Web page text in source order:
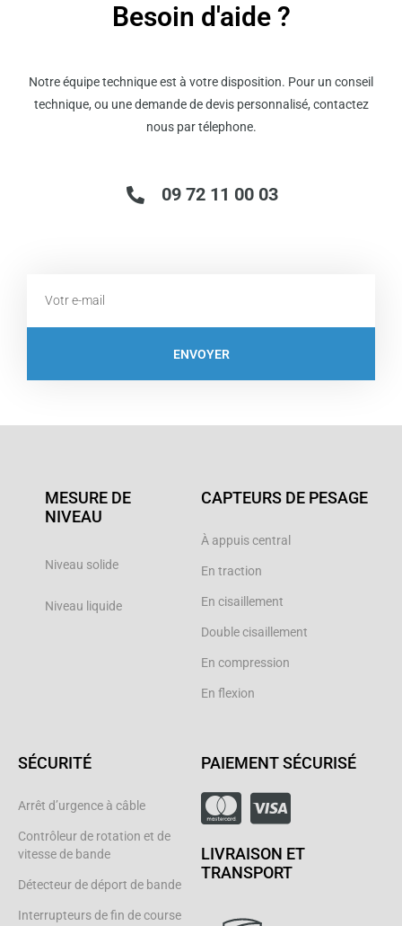
Besoin d'aide ?
Notre équipe technique est à votre disposition. Pour un conseil
technique, ou une demande de devis personnalisé, contactez
nous par télephone.
09 72 11 00 03
ENVOYER
MESURE DE
NIVEAU
Niveau solide
Niveau liquide
CAPTEURS DE PESAGE
À appuis central
En traction
En cisaillement
Double cisaillement
En compression
En flexion
SÉCURITÉ
Arrêt d’urgence à câble
Contrôleur de rotation et de
vitesse de bande
Détecteur de déport de bande
Interrupteurs de fin de course
PAIEMENT SÉCURISÉ
LIVRAISON ET
TRANSPORT